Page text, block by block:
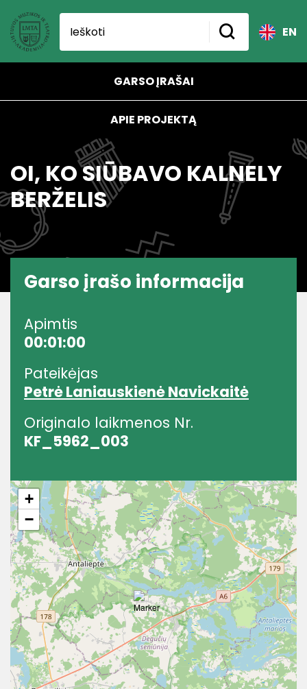
EN
GARSO ĮRAŠAI
APIE PROJEKTĄ
OI, KO SIŪBAVO KALNELY
BERŽELIS
Garso įrašo informacija
Apimtis
00:01:00
Pateikėjas
Petrė Laniauskienė Navickaitė
Originalo laikmenos Nr.
KF_5962_003
+
−